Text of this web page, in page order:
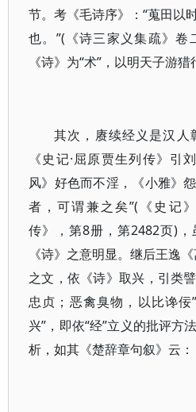
节。考《毛诗序》：“蒐田以
也。”(《诗三家义集疏》卷
《诗》为“术”，以明天子游猎
其次，赓续经义是汉人
《史记·屈原贾生列传》引
风》好色而不淫，《小雅》
者，可谓兼之矣”(《史记
传》，第8册，第2482页)
《诗》之意明显。继后王逸
之文，依《诗》取兴，引类
忠贞；恶禽臭物，以比谗佞
兴”，即依“经”立义的批评方
析，如其《楚辞章句叙》云：